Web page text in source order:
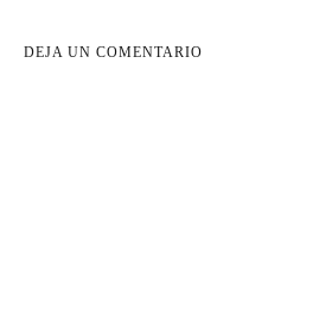
DEJA UN COMENTARIO